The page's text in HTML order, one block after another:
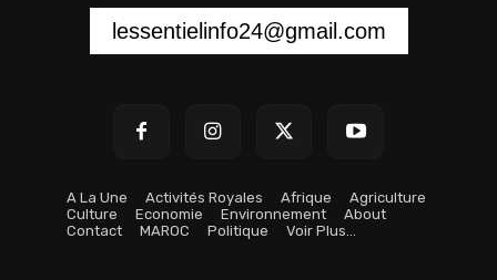
lessentielinfo24@gmail.com
A La Une Activités Royales Afrique
Agriculture
Culture
Economie Environnement
About
Contact
MAROC Politique Voir Plus…